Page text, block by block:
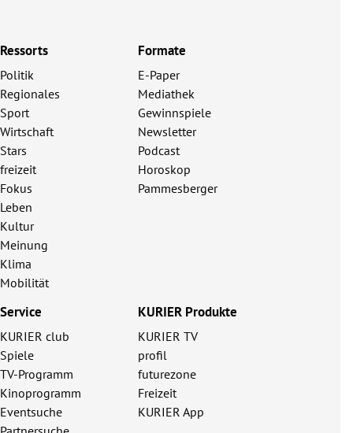
Ressorts
Politik
Regionales
Sport
Wirtschaft
Stars
freizeit
Fokus
Leben
Kultur
Meinung
Klima
Mobilität
Formate
E-Paper
Mediathek
Gewinnspiele
Newsletter
Podcast
Horoskop
Pammesberger
Service
KURIER club
Spiele
TV-Programm
Kinoprogramm
Eventsuche
KURIER Produkte
KURIER TV
profil
futurezone
Freizeit
KURIER App